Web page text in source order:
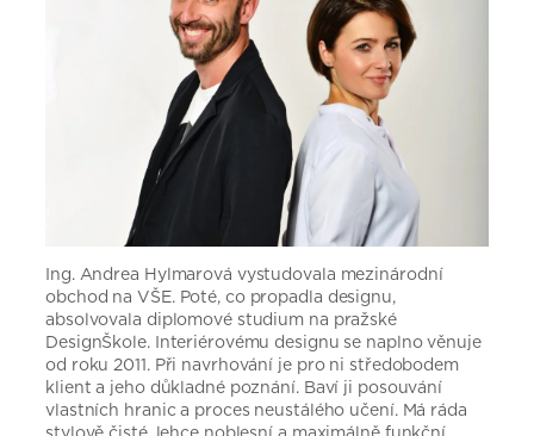
Ing. Andrea Hylmarová vystudovala mezinárodní
obchod na VŠE. Poté, co propadla designu,
absolvovala diplomové studium na pražské
DesignŠkole. Interiérovému designu se naplno věnuje
od roku 2011. Při navrhování je pro ni středobodem
klient a jeho důkladné poznání. Baví ji posouvání
vlastních hranic a proces neustálého učení. Má ráda